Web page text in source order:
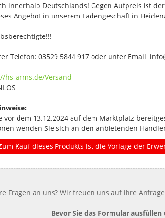
innerhalb Deutschlands! Gegen Aufpreis ist
Angebot in unserem Ladengeschäft in
Telefon: 03529 5844 917 oder unter Email:
hs-arms.de/Versand
vor dem 13.12.2024 auf dem Marktplatz
wenden Sie sich an den anbietenden
Kauf dieses Produkts ist die Vorlage der
Fragen an uns? Wir freuen uns auf ihre
Bevor Sie das Formular